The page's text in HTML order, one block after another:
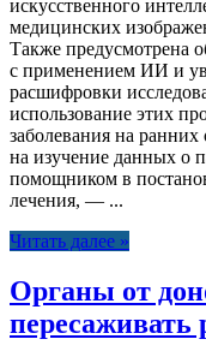
искусственного
медицинских
Также предусмотрена
с применением ИИ и
расшифровки
использование этих
заболевания на ранних
на изучение данных о
помощником в
лечения, — ...
Читать далее »
Органы от